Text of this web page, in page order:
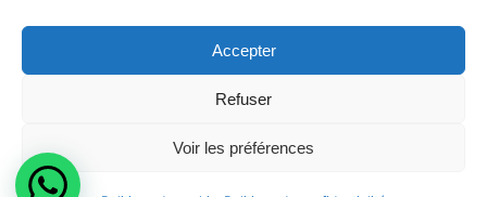
Accepter
Refuser
Voir les préférences
Research Assistants – Lagos
Consultant